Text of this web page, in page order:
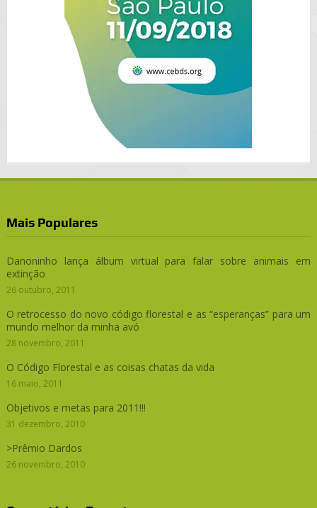
Mais Populares
Danoninho lança álbum virtual para falar sobre animais em
extinção
26 outubro, 2011
O retrocesso do novo código florestal e as “esperanças” para um
mundo melhor da minha avó
28 novembro, 2011
O Código Florestal e as coisas chatas da vida
16 maio, 2011
Objetivos e metas para 2011!!!
31 dezembro, 2010
>Prêmio Dardos
26 novembro, 2010